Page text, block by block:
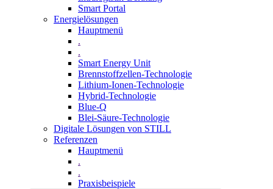
Smart Portal
Energielösungen
Hauptmenü
.
.
Smart Energy Unit
Brennstoffzellen-Technologie
Lithium-Ionen-Technologie
Hybrid-Technologie
Blue-Q
Blei-Säure-Technologie
Digitale Lösungen von STILL
Referenzen
Hauptmenü
.
.
Praxisbeispiele